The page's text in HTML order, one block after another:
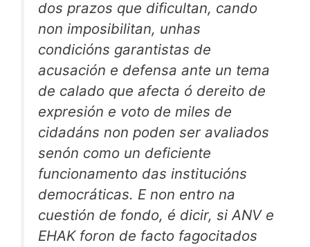
dos prazos que dificultan, cando
non imposibilitan, unhas
condicións garantistas de
acusación e defensa ante un tema
de calado que afecta ó dereito de
expresión e voto de miles de
cidadáns non poden ser avaliados
senón como un deficiente
funcionamento das institucións
democráticas. E non entro na
cuestión de fondo, é dicir, si ANV e
EHAK foron de facto fagocitados